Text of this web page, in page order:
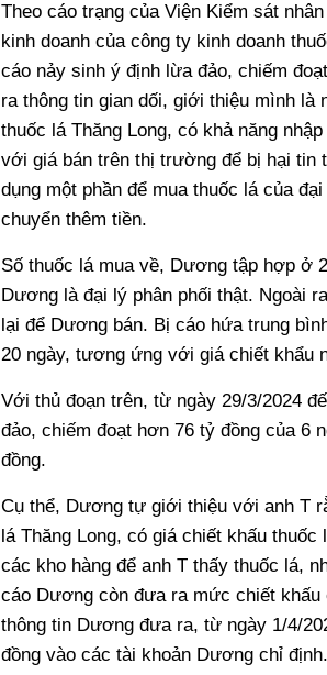
Theo cáo trạng của Viện Kiểm sát
kinh doanh của công ty kinh doanh
cáo nảy sinh ý định lừa đảo, chiếm
ra thông tin gian dối, giới thiệu mình là
thuốc lá Thăng Long, có khả năng
với giá bán trên thị trường để bị hại tin
dụng một phần để mua thuốc lá của
chuyển thêm tiền.
Số thuốc lá mua về, Dương tập hợp ở
Dương là đại lý phân phối thật. Ngoài
lại để Dương bán. Bị cáo hứa trung
20 ngày, tương ứng với giá chiết khẩu
Với thủ đoạn trên, từ ngày 29/3/2024
đảo, chiếm đoạt hơn 76 tỷ đồng của 6
đồng.
Cụ thể, Dương tự giới thiệu với anh T
lá Thăng Long, có giá chiết khấu
các kho hàng để anh T thấy thuốc lá,
cáo Dương còn đưa ra mức chiết
thông tin Dương đưa ra, từ ngày 1/4/
đồng vào các tài khoản Dương chỉ định.